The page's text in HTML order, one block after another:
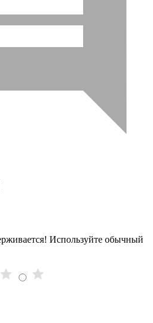
Используйте обычный